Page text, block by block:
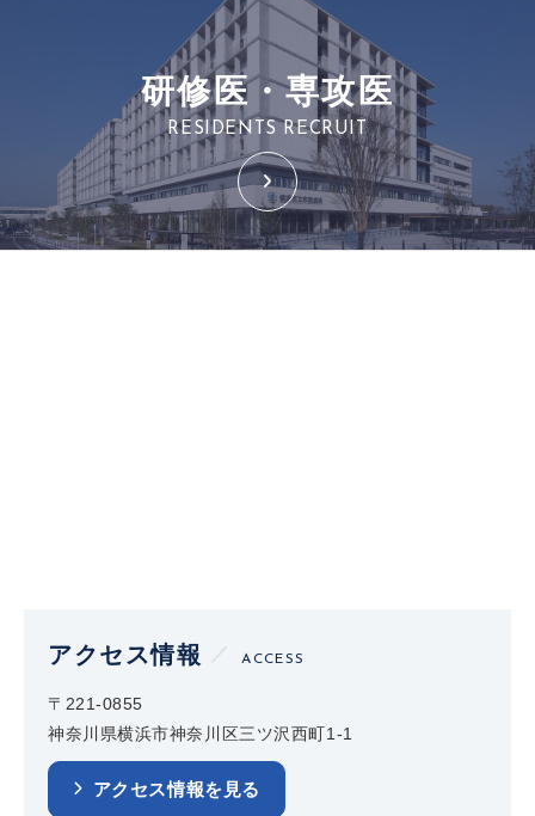
研修医・専攻医
RESIDENTS RECRUIT
アクセス情報 ACCESS
〒221-0855
神奈川県横浜市神奈川区三ツ沢西町1-1
アクセス情報を見る